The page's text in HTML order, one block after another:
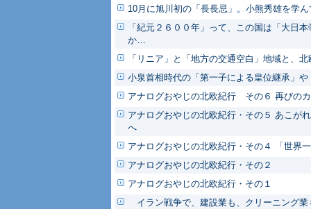
10月に旭川初の「長長忌」。小熊秀雄を学
「紀元２６００年」って、この国は「大日
か…
「リニア」と「地方の交通空白」地域と、
小泉首相時代の「第一子による皇位継承」
アナログおやじの北欧紀行 その６ 再びの
アナログおやじの北欧紀行・その５ あこが
へ
アナログおやじの北欧紀行・その４ 「世界
アナログおやじの北欧紀行・その２
アナログおやじの北欧紀行・その１
イラン戦争で、建設業も、クリーニング